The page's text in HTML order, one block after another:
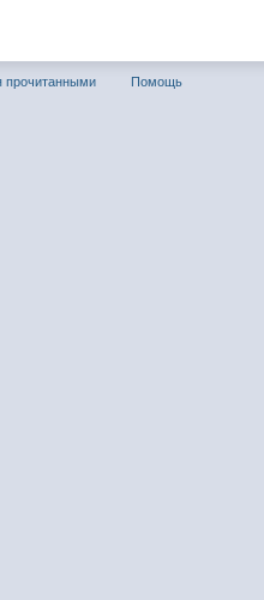
прочитанными Помощь